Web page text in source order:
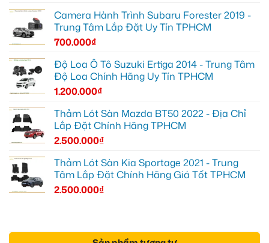
Camera Hành Trình Subaru Forester 2019 -
Trung Tâm Lắp Đặt Uy Tín TPHCM
700.000₫
Độ Loa Ô Tô Suzuki Ertiga 2014 - Trung Tâm
Độ Loa Chính Hãng Uy Tín TPHCM
1.200.000₫
Thảm Lót Sàn Mazda BT50 2022 - Địa Chỉ
Lắp Đặt Chính Hãng TPHCM
2.500.000₫
Thảm Lót Sàn Kia Sportage 2021 - Trung
Tâm Lắp Đặt Chính Hãng Giá Tốt TPHCM
2.500.000₫